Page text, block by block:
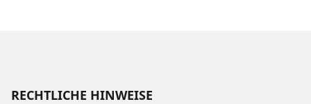
RECHTLICHE HINWEISE